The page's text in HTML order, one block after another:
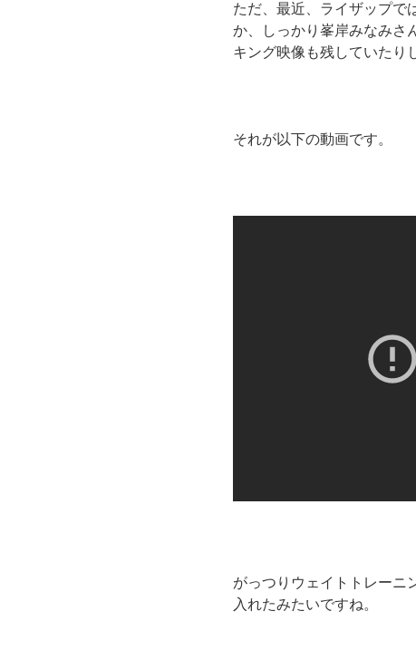
ただ、最近、ライザップで
か、しっかり峯岸みなみさ
キング映像も残していたり
それが以下の動画です。
がっつりウェイトトレーニ
入れたみたいですね。